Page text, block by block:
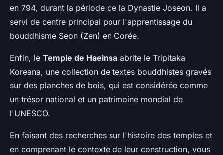
en 794, durant la période de la Dynastie Joseon. Il a
servi de centre principal pour l'apprentissage du
bouddhisme Seon (Zen) en Corée.
Enfin, le Temple de Haeinsa abrite le Tripitaka
Koreana, une collection de textes bouddhistes gravés
sur des planches de bois, qui est considérée comme
un trésor national et un patrimoine mondial de
l'UNESCO.
En faisant des recherches sur l'histoire des temples et
en comprenant le contexte de leur construction, vous